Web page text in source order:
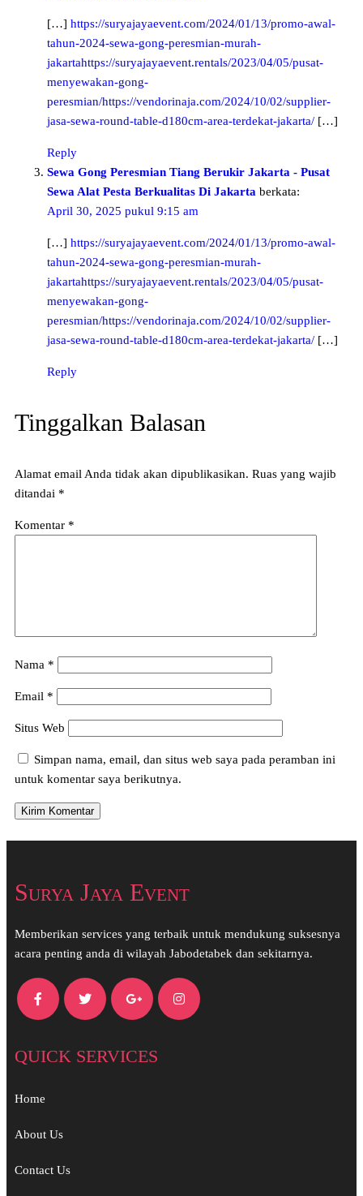
[…] https://suryajayaevent.com/2024/01/13/promo-awal-
tahun-2024-sewa-gong-peresmian-murah-
jakartahttps://suryajayaevent.rentals/2023/04/05/pusat-
menyewakan-gong-
peresmian/https://vendorinaja.com/2024/10/02/supplier-
jasa-sewa-round-table-d180cm-area-terdekat-jakarta/ […]
Reply
Sewa Gong Peresmian Tiang Berukir Jakarta - Pusat
Sewa Alat Pesta Berkualitas Di Jakarta berkata:
April 30, 2025 pukul 9:15 am
[…] https://suryajayaevent.com/2024/01/13/promo-awal-
tahun-2024-sewa-gong-peresmian-murah-
jakartahttps://suryajayaevent.rentals/2023/04/05/pusat-
menyewakan-gong-
peresmian/https://vendorinaja.com/2024/10/02/supplier-
jasa-sewa-round-table-d180cm-area-terdekat-jakarta/ […]
Reply
Tinggalkan Balasan
Alamat email Anda tidak akan dipublikasikan. Ruas yang wajib
ditandai *
Komentar *
Nama *
Email *
Situs Web
Simpan nama, email, dan situs web saya pada peramban ini
untuk komentar saya berikutnya.
Surya Jaya Event
Memberikan services yang terbaik untuk mendukung suksesnya
acara penting anda di wilayah Jabodetabek dan sekitarnya.
QUICK SERVICES
Home
About Us
Contact Us